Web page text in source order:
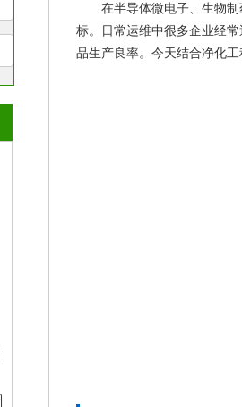
在半导体微电子、生物
标。日常运维中很多企业经
品生产良率。今天结合净化